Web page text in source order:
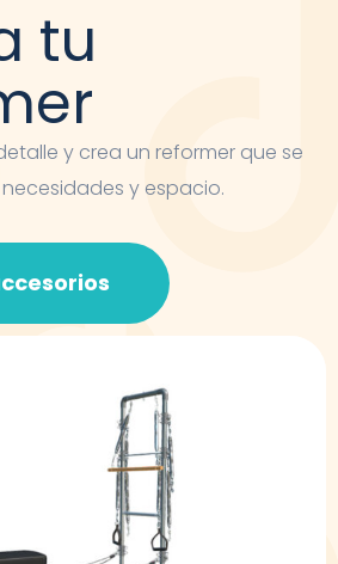
tu
y crea un reformer que se
y espacio.